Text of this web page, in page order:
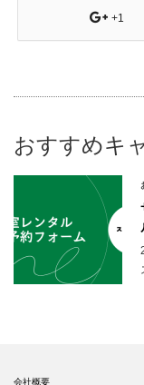
+1
おすすめキ
会社概要